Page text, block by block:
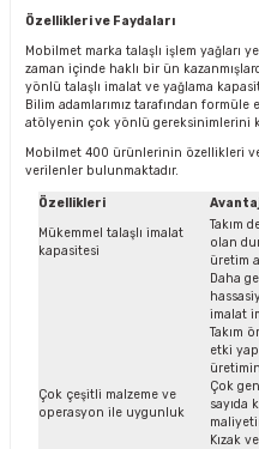
Özellikleri ve Faydaları
Mobilmet marka talaşlı işlem yağları
zaman içinde haklı bir ün
yönlü talaşlı imalat ve yağlama
Bilim adamlarımız tarafından
atölyenin çok yönlü gereksinimlerini
Mobilmet 400 ürünlerinin özellikleri ve
verilenler bulunmaktadır.
Özellikleri
Mükemmel talaşlı imalat
kapasitesi
Takım
olan
üretim
Daha
imalat
Takım
etki
üretimin
Çok çeşitli malzeme ve
operasyon ile uygunluk
Çok
sayıda
Kızak